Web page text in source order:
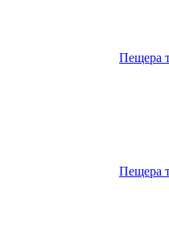
Пещера
Пещера